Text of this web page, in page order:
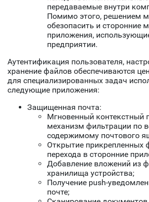
передаваемые внутри
Помимо этого, решением
обезопасить и сторонние
приложения,
предприятии.
Аутентификация пользователя,
хранение файлов обеспечиваются
для специализированных задач
следующие приложения:
Защищенная почта:
Мгновенный контекстный
механизм фильтрации по
содержимому почтового
Открытие прикрепленных
перехода в сторонние
Добавление вложений из
хранилища устройства;
Получение push-
почте;